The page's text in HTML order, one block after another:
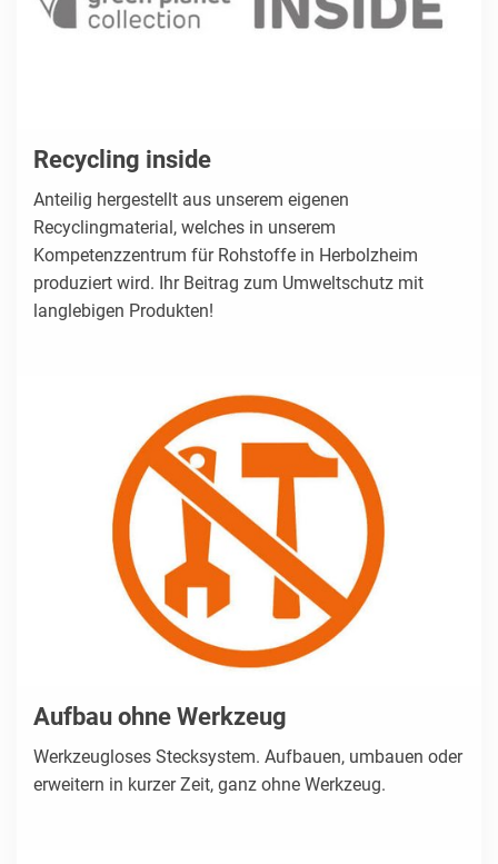
Recycling inside
Anteilig hergestellt aus unserem eigenen
Recyclingmaterial, welches in unserem
Kompetenzzentrum für Rohstoffe in Herbolzheim
produziert wird. Ihr Beitrag zum Umweltschutz mit
langlebigen Produkten!
Aufbau ohne Werkzeug
Werkzeugloses Stecksystem. Aufbauen, umbauen oder
erweitern in kurzer Zeit, ganz ohne Werkzeug.